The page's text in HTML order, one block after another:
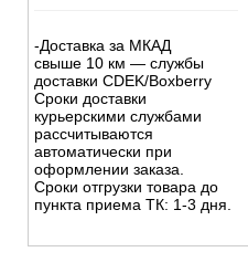
-Доставка за МКАД
свыше 10 км — службы
доставки CDEK/Boxberry
Сроки доставки
курьерскими службами
рассчитываются
автоматически при
оформлении заказа.
Сроки отгрузки товара до
пункта приема ТК: 1-3 дня.